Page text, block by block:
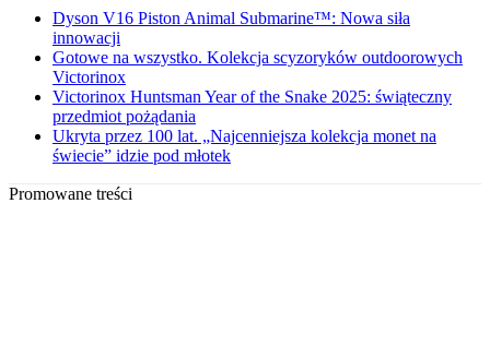
Dyson V16 Piston Animal Submarine™: Nowa siła
innowacji
Gotowe na wszystko. Kolekcja scyzoryków outdoorowych
Victorinox
Victorinox Huntsman Year of the Snake 2025: świąteczny
przedmiot pożądania
Ukryta przez 100 lat. „Najcenniejsza kolekcja monet na
świecie” idzie pod młotek
Promowane treści